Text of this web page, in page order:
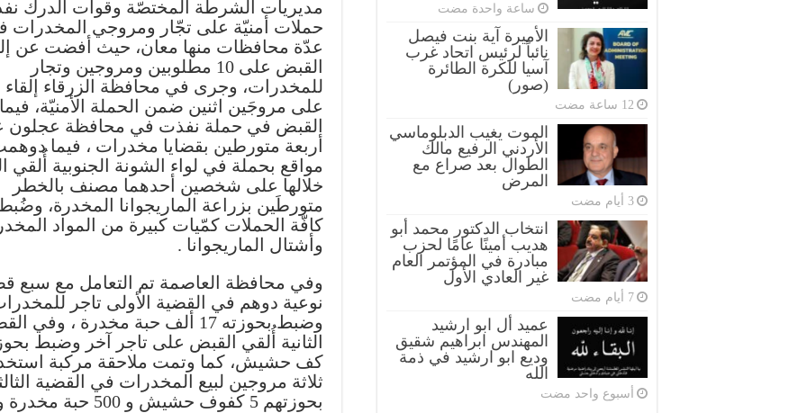
حملات أمنيّة على تجّار ومروجي المخدرات
عدّة محافظات منها معان، حيث أفضت عن
القبض على 10 مطلوبين ومروجين وتجار
للمخدرات، وجرى في محافظة الزرقاء
على مروجَين اثنين ضمن الحملة الأمنيّة،
القبض في حملة نفذت في محافظة عجلون
أربعة متورطين بقضايا مخدرات ، فيما
مواقع بحملة في لواء الشونة الجنوبية أُلقي
خلالها على شخصين أحدهما مصنف بالخطر
متورطَين بزراعة الماريجوانا المخدرة،
كافّة الحملات كمّيات كبيرة من المواد
وأشتال الماريجوانا .
وفي محافظة العاصمة تم التعامل مع سبع
نوعية دوهم في القضية الأولى تاجر
وضبط بحوزته 17 ألف حبة مخدرة ، وفي
كف حشيش، كما وتمت ملاحقة مركبة
ثلاثة مروجين لبيع المخدرات في القضية
بحوزتهم 5 كفوف
‏ساعة واحدة مضت
الأميرة آية بنت فيصل
نائباً لرئيس اتحاد غرب
آسيا للكرة الطائرة
(صور)
الموت يغيب الدبلوماسي
الأردني الرفيع مالك
الطوال بعد صراع مع
المرض
انتخاب الدكتور محمد أبو
هديب أمينًا عامًا لحزب
مبادرة في المؤتمر العام
غير العادي الأول
عميد أل ابو ارشيد
المهندس ابراهيم شقيق
وديع ابو ارشيد في ذمة
الله
‏أسبوع واحد مضت